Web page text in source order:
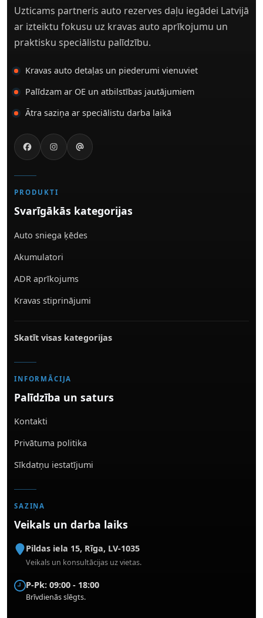
Uzticams partneris auto rezerves daļu iegādei Latvijā
ar izteiktu fokusu uz kravas auto aprīkojumu un
praktisku speciālistu palīdzību.
Kravas auto detaļas un piederumi vienuviet
Palīdzam ar OE un atbilstības jautājumiem
Ātra saziņa ar speciālistu darba laikā
PRODUKTI
Svarīgākās kategorijas
Auto sniega ķēdes
Akumulatori
ADR aprīkojums
Kravas stiprinājumi
Skatīt visas kategorijas
INFORMĀCIJA
Palīdzība un saturs
Kontakti
Privātuma politika
Sīkdatņu iestatījumi
SAZIŅA
Veikals un darba laiks
Pildas iela 15, Rīga, LV-1035
Veikals un konsultācijas uz vietas.
P-Pk: 09:00 - 18:00
Brīvdienās slēgts.